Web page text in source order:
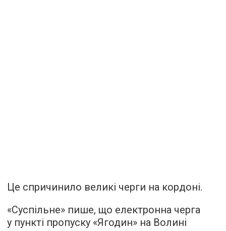
Це спричинило великі черги на кордоні.
«Суспільне» пише, що електронна черга
у пункті пропуску «Ягодин» на Волині